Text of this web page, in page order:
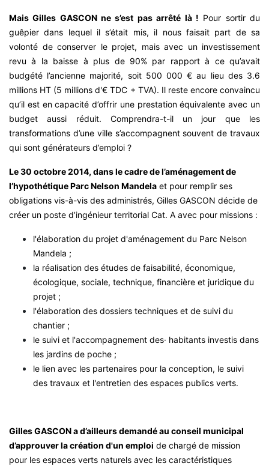
Mais Gilles GASCON ne s’est pas arrêté là ! Pour sortir du
guêpier dans lequel il s’était mis, il nous faisait part de sa
volonté de conserver le projet, mais avec un investissement
revu à la baisse à plus de 90% par rapport à ce qu’avait
budgété l’ancienne majorité, soit 500 000 € au lieu des 3.6
millions HT (5 millions d'€ TDC + TVA). Il reste encore convaincu
qu’il est en capacité d’offrir une prestation équivalente avec un
budget aussi réduit. Comprendra-t-il un jour que les
transformations d’une ville s’accompagnent souvent de travaux
qui sont générateurs d’emploi ?
Le 30 octobre 2014, dans le cadre de l’aménagement de
l’hypothétique Parc Nelson Mandela et pour remplir ses
obligations vis-à-vis des administrés, Gilles GASCON décide de
créer un poste d’ingénieur territorial Cat. A avec pour missions :
l'élaboration du projet d'aménagement du Parc Nelson
Mandela ;
la réalisation des études de faisabilité, économique,
écologique, sociale, technique, financière et juridique du
projet ;
l'élaboration des dossiers techniques et de suivi du
chantier ;
le suivi et l'accompagnement des· habitants investis dans
les jardins de poche ;
le lien avec les partenaires pour la conception, le suivi
des travaux et l'entretien des espaces publics verts.
Gilles GASCON a d’ailleurs demandé au conseil municipal
d’approuver la création d'un emploi de chargé de mission
pour les espaces verts naturels avec les caractéristiques